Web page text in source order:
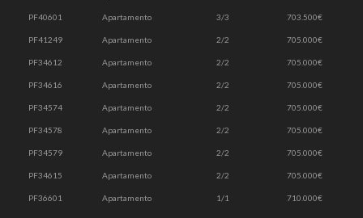
PF40601 Apartamento 3/3 703.500€
PF41249 Apartamento 2/2 705.000€
PF34612 Apartamento 2/2 705.000€
PF34616 Apartamento 2/2 705.000€
PF34574 Apartamento 2/2 705.000€
PF34578 Apartamento 2/2 705.000€
PF34579 Apartamento 2/2 705.000€
PF34615 Apartamento 2/2 705.000€
PF36601 Apartamento 1/1 710.000€